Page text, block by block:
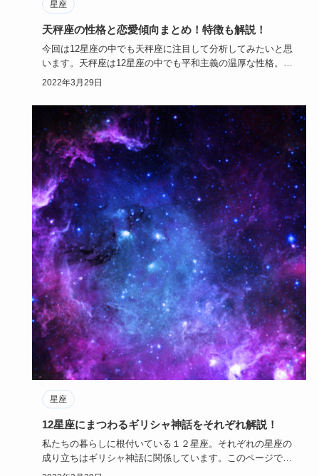
星座
天秤座の性格と恋愛傾向まとめ！特徴も解説！
今回は12星座の中でも天秤座に注目して分析してみたいと思
います。天秤座は12星座の中でも平和主義の温厚な性格。
でも探っ…
2022年3月29日
星座
12星座にまつわるギリシャ神話をそれぞれ解説！
私たちの暮らしに根付いている１２星座。それぞれの星座の
成り立ちはギリシャ神話に関係しています。このページで
は、１２星座の謂…